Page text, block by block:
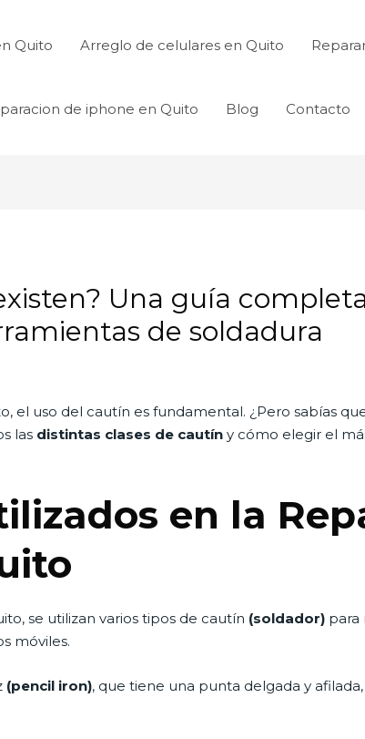
Quito Arreglo de celulares en Quito
de iphone en Quito Blog Contacto
Una guía
de soldadura
el uso del cautín es fundamental. ¿Pero sabías
las distintas clases de cautín y cómo elegir el
en la
se utilizan varios tipos de cautín (soldador) para
móviles.
(pencil iron), que tiene una punta delgada y